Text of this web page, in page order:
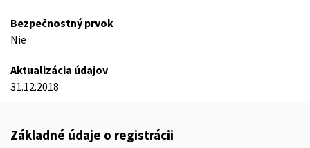
Bezpečnostný prvok
Nie
Aktualizácia údajov
31.12.2018
Základné údaje o registrácii